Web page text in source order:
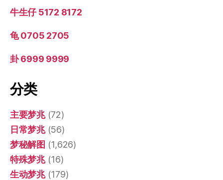
牛生仔 5172 8172
龟 0705 2705
卦 6999 9999
分类
主要梦兆(72)
日常梦兆(56)
梦秘解图 (1,626)
特殊梦兆(16)
生动梦兆(179)